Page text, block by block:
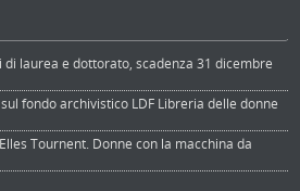
di laurea e dottorato, scadenza 31 dicembre
fondo archivistico LDF Libreria delle donne
Tournent. Donne con la macchina da